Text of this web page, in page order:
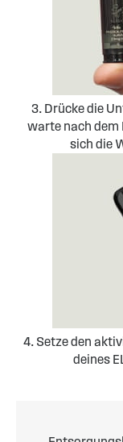
3. Drücke die
warte nach dem
sich die
4. Setze den
deines